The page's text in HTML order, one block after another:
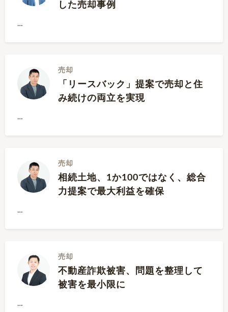
した売却事例
…
売却
「リースバック」提案で売却と住
み続けの両立を実現
…
売却
相続土地、1か100ではなく、総合
力提案で最大利益を確保
…
売却
不動産詐欺被害、問題を整理して
被害を最小限に
…